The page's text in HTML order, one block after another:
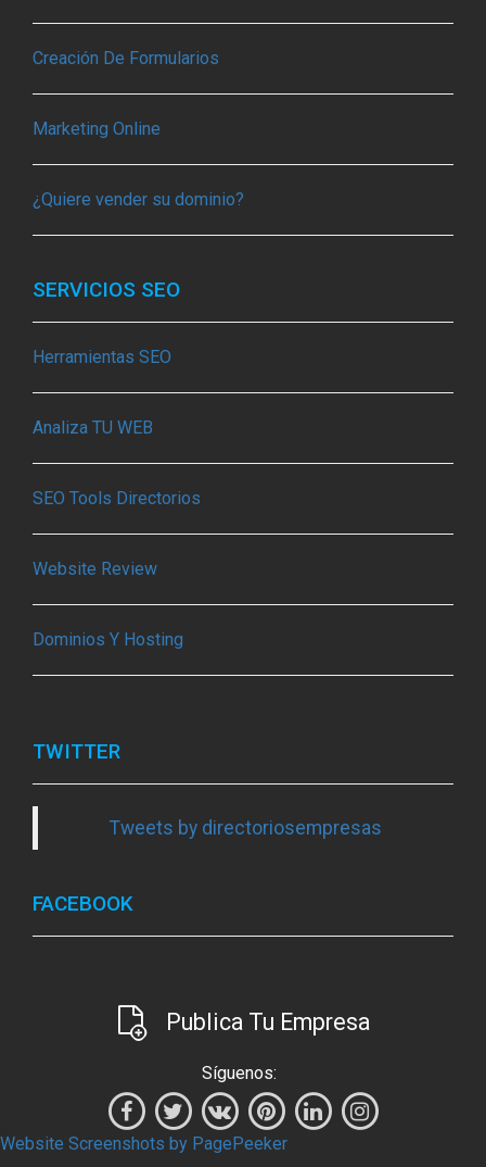
Creación De Formularios
Marketing Online
¿Quiere vender su dominio?
SERVICIOS SEO
Herramientas SEO
Analiza TU WEB
SEO Tools Directorios
Website Review
Dominios Y Hosting
TWITTER
Tweets by directoriosempresas
FACEBOOK
Publica Tu Empresa
Síguenos:
Website Screenshots by PagePeeker